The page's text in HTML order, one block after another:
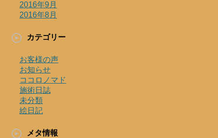
2016年9月
2016年8月
カテゴリー
お客様の声
お知らせ
ココロノマド
施術日誌
未分類
絵日記
メタ情報